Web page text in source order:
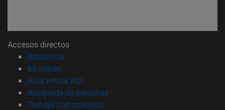
Accesos directos
Biblioteca
Mi correo(abre en nueva ventana)
Aula virtual ADI
Búsqueda de personas(abre en nueva ventana)
Trabaja con nosotros(abre en nueva ventana)